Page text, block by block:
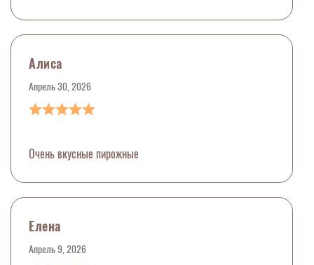
Алиса
Апрель 30, 2026
Очень вкусные пирожные
Елена
Апрель 9, 2026